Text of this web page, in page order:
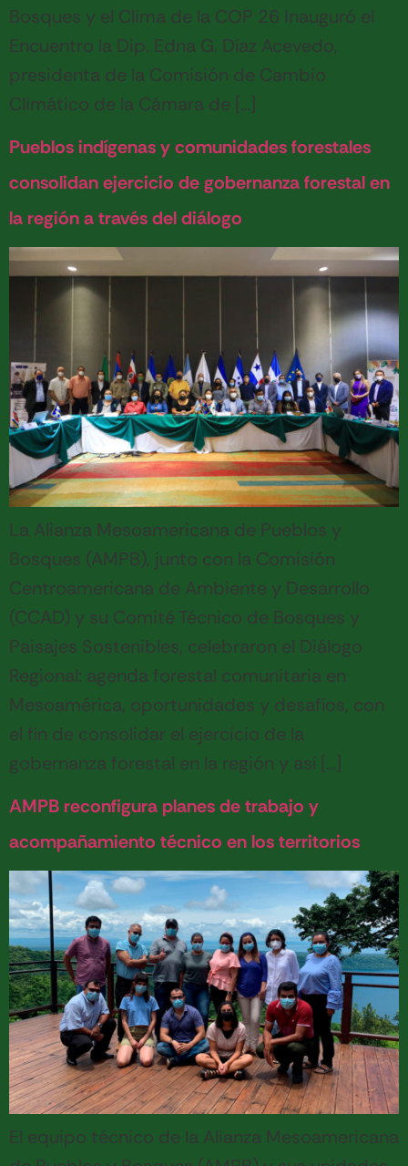
Bosques y el Clima de la COP 26 Inauguró el
Encuentro la Dip. Edna G. Díaz Acevedo,
presidenta de la Comisión de Cambio
Climático de la Cámara de […]
Pueblos indígenas y comunidades forestales
consolidan ejercicio de gobernanza forestal en
la región a través del diálogo
La Alianza Mesoamericana de Pueblos y
Bosques (AMPB), junto con la Comisión
Centroamericana de Ambiente y Desarrollo
(CCAD) y su Comité Técnico de Bosques y
Paisajes Sostenibles, celebraron el Diálogo
Regional: agenda forestal comunitaria en
Mesoamérica, oportunidades y desafíos, con
el fin de consolidar el ejercicio de la
gobernanza forestal en la región y así […]
AMPB reconfigura planes de trabajo y
acompañamiento técnico en los territorios
El equipo técnico de la Alianza Mesoamericana